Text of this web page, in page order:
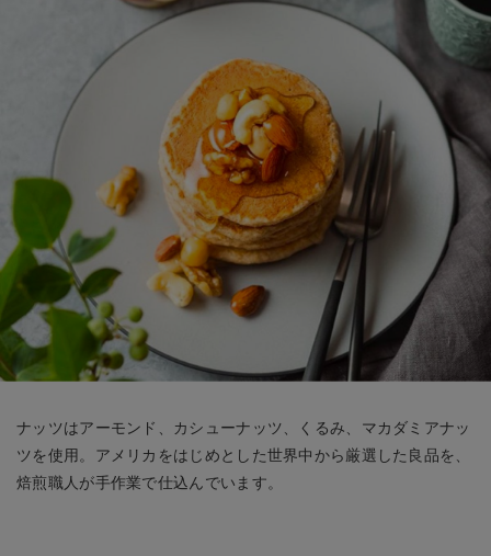
ナッツはアーモンド、カシューナッツ、くるみ、マカダミアナッ
ツを使用。アメリカをはじめとした世界中から厳選した良品を、
焙煎職人が手作業で仕込んでいます。